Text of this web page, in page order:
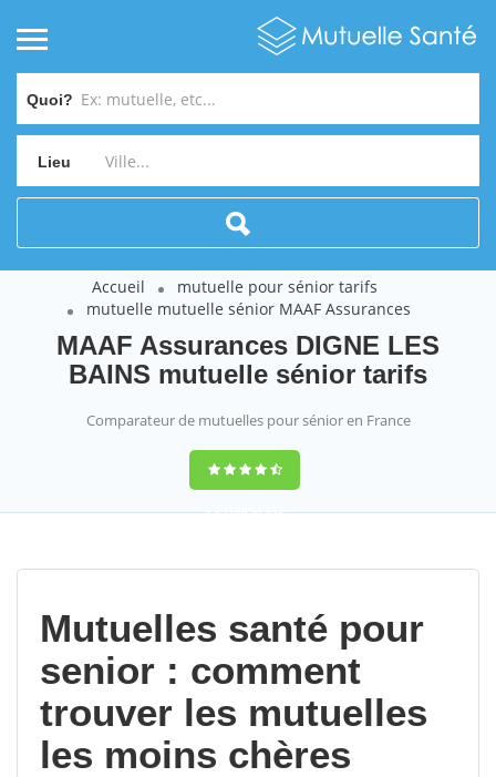
Quoi?
Lieu
Accueil
mutuelle pour sénior tarifs
mutuelle mutuelle sénior MAAF Assurances
MAAF Assurances DIGNE LES
BAINS mutuelle sénior tarifs
Comparateur de mutuelles pour sénior en France
9,2(100%)452
Mutuelles santé pour
senior : comment
trouver les mutuelles
les moins chères